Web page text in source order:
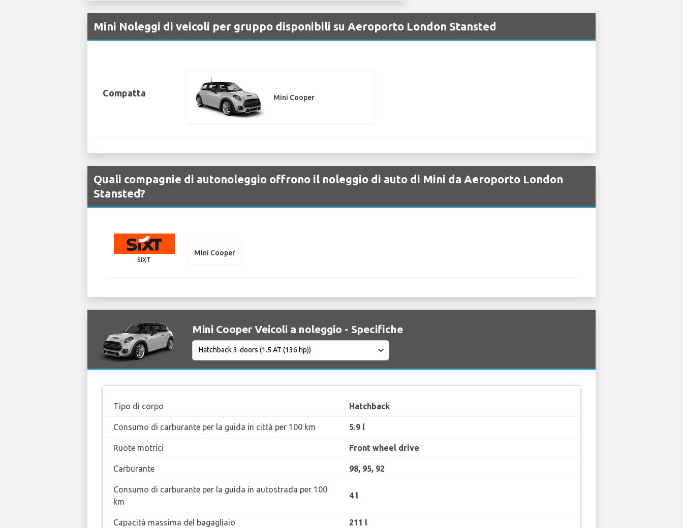
Mini Noleggi di veicoli per gruppo disponibili su Aeroporto London Stansted
Compatta Mini Cooper
Quali compagnie di autonoleggio offrono il noleggio di auto di Mini da Aeroporto London
Stansted?
SIXT
Mini Cooper
Mini Cooper Veicoli a noleggio - Specifiche
Tipo di corpo Hatchback
Consumo di carburante per la guida in città per 100 km 5.9 l
Ruote motrici Front wheel drive
Carburante 98, 95, 92
Consumo di carburante per la guida in autostrada per 100
km
4 l
Capacità massima del bagagliaio 211 l